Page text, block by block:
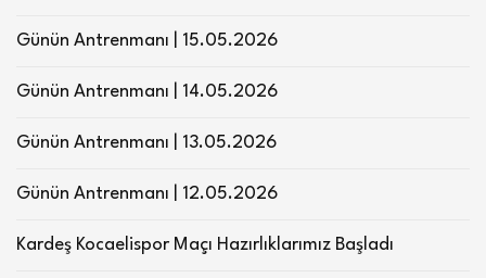
Günün Antrenmanı | 15.05.2026
Günün Antrenmanı | 14.05.2026
Günün Antrenmanı | 13.05.2026
Günün Antrenmanı | 12.05.2026
Kardeş Kocaelispor Maçı Hazırlıklarımız Başladı